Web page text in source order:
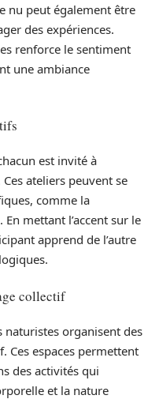
nu peut également être
des expériences.
renforce le sentiment
une ambiance
est invité à
ateliers peuvent se
comme la
mettant l’accent sur le
apprend de l’autre
collectif
naturistes organisent des
Ces espaces permettent
des activités qui
et la nature